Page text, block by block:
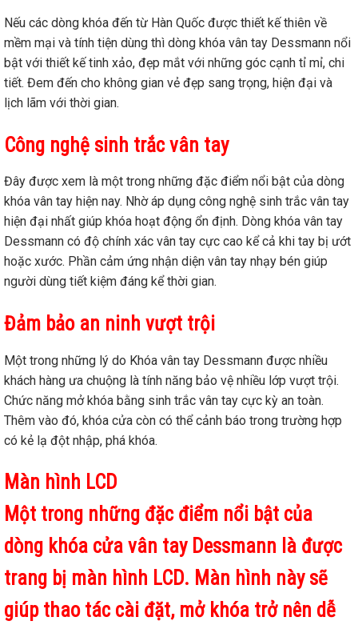
Nếu các dòng khóa đến từ Hàn Quốc được thiết kế thiên về
mềm mại và tính tiện dùng thì dòng khóa vân tay Dessmann nổi
bật với thiết kế tinh xảo, đẹp mắt với những góc cạnh tỉ mỉ, chi
tiết. Đem đến cho không gian vẻ đẹp sang trọng, hiện đại và
lịch lãm với thời gian.
Công nghệ sinh trắc vân tay
Đây được xem là một trong những đặc điểm nổi bật của dòng
khóa vân tay hiện nay. Nhờ áp dụng công nghệ sinh trắc vân tay
hiện đại nhất giúp khóa hoạt động ổn định. Dòng khóa vân tay
Dessmann có độ chính xác vân tay cực cao kể cả khi tay bị ướt
hoặc xước. Phần cảm ứng nhận diện vân tay nhạy bén giúp
người dùng tiết kiệm đáng kể thời gian.
Đảm bảo an ninh vượt trội
Một trong những lý do Khóa vân tay Dessmann được nhiều
khách hàng ưa chuộng là tính năng bảo vệ nhiều lớp vượt trội.
Chức năng mở khóa bằng sinh trắc vân tay cực kỳ an toàn.
Thêm vào đó, khóa cửa còn có thể cảnh báo trong trường hợp
có kẻ lạ đột nhập, phá khóa.
Màn hình LCD
Một trong những đặc điểm nổi bật của
dòng khóa cửa vân tay Dessmann là được
trang bị màn hình LCD. Màn hình này sẽ
giúp thao tác cài đặt, mở khóa trở nên dễ